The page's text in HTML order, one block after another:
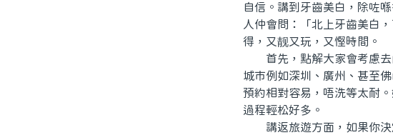
自信。講到牙齒美白，除咗
人仲會問：「北上牙齒美白
得，又靓又玩，又慳時間。
首先，點解大家會考慮去
城市例如深圳、廣州、甚至
預約相對容易，唔洗等太耐
過程輕松好多。
講返旅遊方面，如果你決